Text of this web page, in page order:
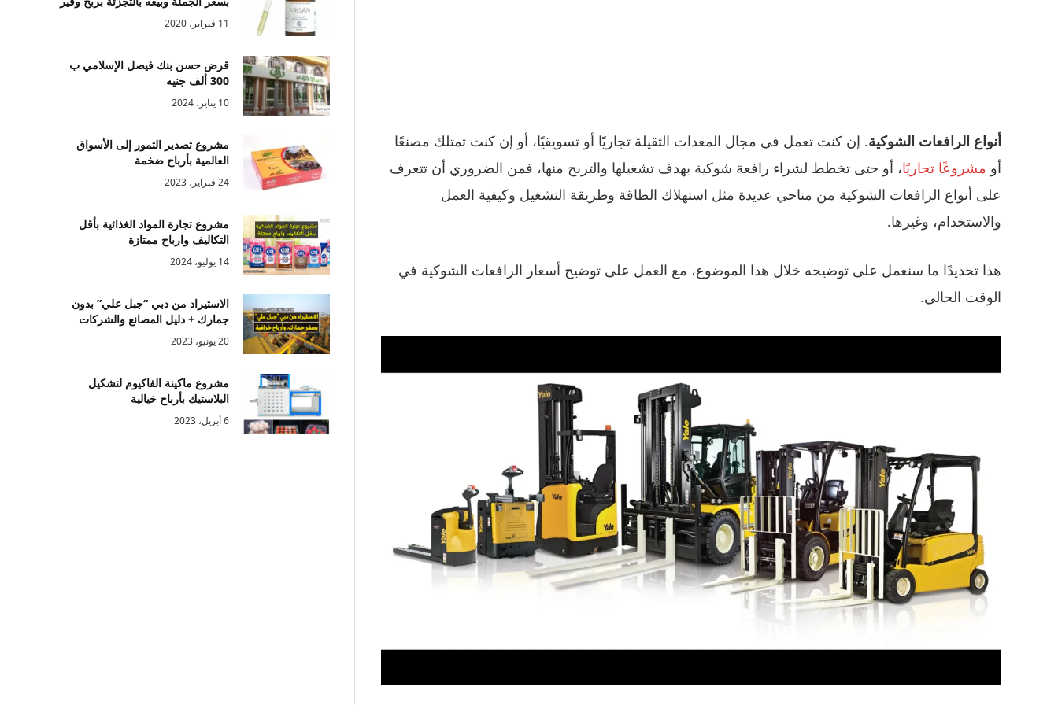
أنواع الرافعات الشوكية. إن كنت تعمل في مجال المعدات الثقيلة تجاريًا أو تسويقيًا، أو إن كنت تمتلك مصنعًا
أو مشروعًا تجاريًا، أو حتى تخطط لشراء رافعة شوكية بهدف تشغيلها والتربح منها، فمن الضروري أن تتعرف
على أنواع الرافعات الشوكية من مناحي عديدة مثل استهلاك الطاقة وطريقة التشغيل وكيفية العمل
والاستخدام، وغيرها.
هذا تحديدًا ما سنعمل على توضيحه خلال هذا الموضوع، مع العمل على توضيح أسعار الرافعات الشوكية في
الوقت الحالي.
11 فبراير، 2020
قرض حسن بنك فيصل الإسلامي ب
300 ألف جنيه
10 يناير، 2024
مشروع تصدير التمور إلى الأسواق
العالمية بأرباح ضخمة
24 فبراير، 2023
مشروع تجارة المواد الغذائية بأقل
التكاليف وارباح ممتازة
14 يوليو، 2024
الاستيراد من دبي “جبل علي” بدون
جمارك + دليل المصانع والشركات
20 يونيو، 2023
مشروع ماكينة الفاكيوم لتشكيل
البلاستيك بأرباح خيالية
6 أبريل، 2023